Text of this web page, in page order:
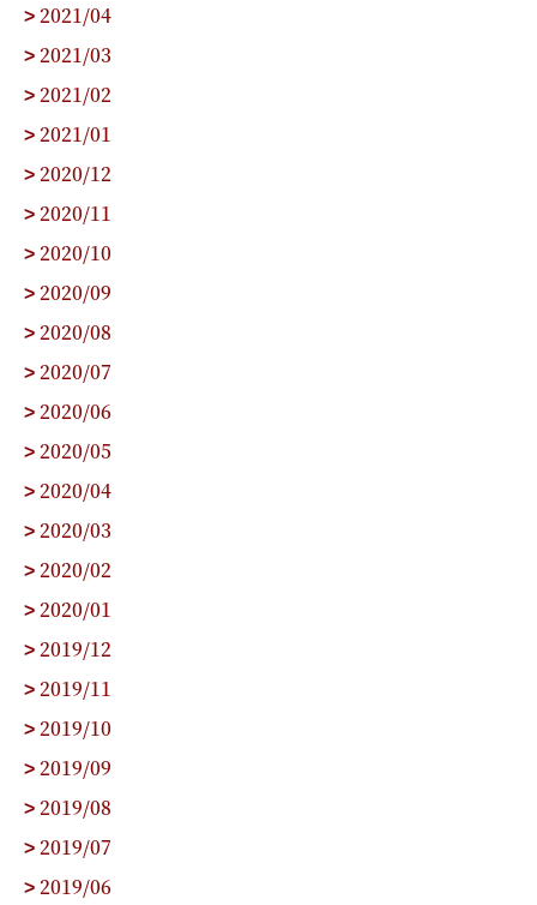
> 2021/04
> 2021/03
> 2021/02
> 2021/01
> 2020/12
> 2020/11
> 2020/10
> 2020/09
> 2020/08
> 2020/07
> 2020/06
> 2020/05
> 2020/04
> 2020/03
> 2020/02
> 2020/01
> 2019/12
> 2019/11
> 2019/10
> 2019/09
> 2019/08
> 2019/07
> 2019/06